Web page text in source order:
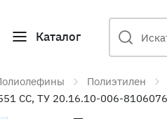
Каталог
Полиэтилен
CC, ТУ 20.16.10-006-